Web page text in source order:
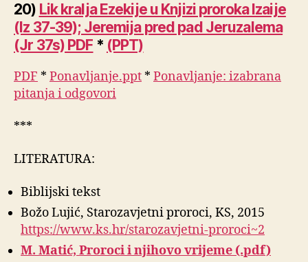
20) Lik kralja Ezekije u Knjizi proroka Izaije
(Iz 37-39); Jeremija pred pad Jeruzalema
(Jr 37s) PDF * (PPT)
PDF * Ponavljanje.ppt * Ponavljanje: izabrana
pitanja i odgovori
***
LITERATURA:
Biblijski tekst
Božo Lujić, Starozavjetni proroci, KS, 2015
https://www.ks.hr/starozavjetni-proroci~2
M. Matić, Proroci i njihovo vrijeme (.pdf)